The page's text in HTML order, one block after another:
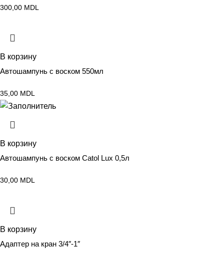
300,00 MDL
В корзину
Автошампунь с воском 550мл
35,00 MDL
В корзину
Автошампунь с воском Catol Lux 0,5л
30,00 MDL
В корзину
Адаптер на кран 3/4″-1″